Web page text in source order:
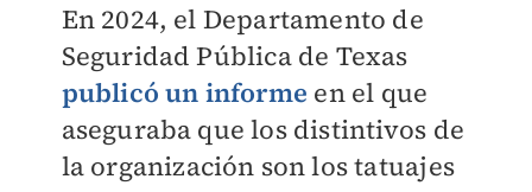
En 2024, el Departamento de
Seguridad Pública de Texas
publicó un informe en el que
aseguraba que los distintivos de
la organización son los tatuajes